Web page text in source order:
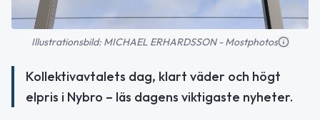
Illustrationsbild: MICHAEL ERHARDSSON - Mostphotos
Kollektivavtalets dag, klart väder och högt
elpris i Nybro – läs dagens viktigaste nyheter.